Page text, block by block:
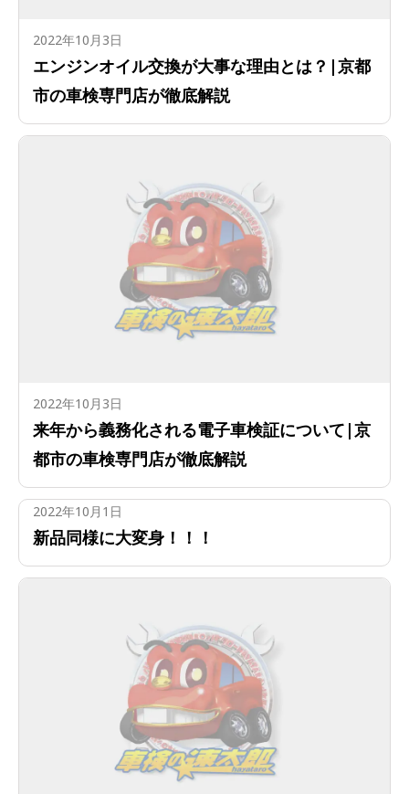
2022年10月3日
エンジンオイル交換が大事な理由とは？|京都
市の車検専門店が徹底解説
2022年10月3日
来年から義務化される電子車検証について|京
都市の車検専門店が徹底解説
2022年10月1日
新品同様に大変身！！！